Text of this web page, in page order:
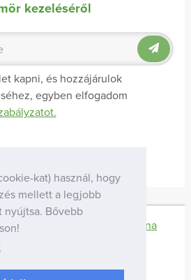
kat) használ, hogy
mellett a legjobb
nyújtsa. Bővebb
kezeléséről
kapni, és hozzájárulok
egyben elfogadom
Youtube-csatorna